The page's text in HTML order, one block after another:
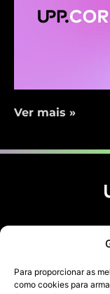
Para proporcionar as
como cookies para
Ver mais »
Praça